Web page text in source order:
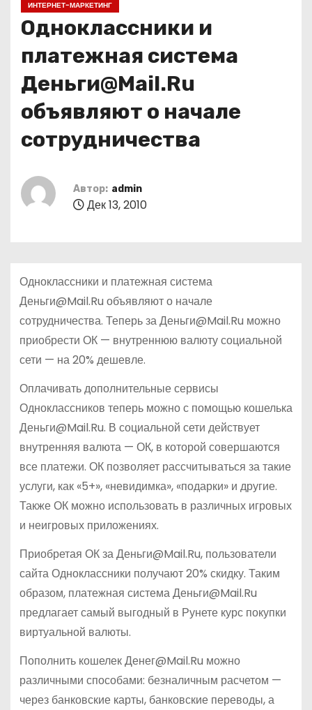
ИНТЕРНЕТ-МАРКЕТИНГ
Одноклассники и
платежная система
Деньги@Mail.Ru
объявляют о начале
сотрудничества
Автор: admin
Дек 13, 2010
Одноклассники и платежная система
Деньги@Mail.Ru объявляют о начале
сотрудничества. Теперь за Деньги@Mail.Ru можно
приобрести ОК — внутреннюю валюту социальной
сети — на 20% дешевле.
Оплачивать дополнительные сервисы
Одноклассников теперь можно с помощью кошелька
Деньги@Mail.Ru. В социальной сети действует
внутренняя валюта — ОК, в которой совершаются
все платежи. ОК позволяет рассчитываться за такие
услуги, как «5+», «невидимка», «подарки» и другие.
Также ОК можно использовать в различных игровых
и неигровых приложениях.
Приобретая ОК за Деньги@Mail.Ru, пользователи
сайта Одноклассники получают 20% скидку. Таким
образом, платежная система Деньги@Mail.Ru
предлагает самый выгодный в Рунете курс покупки
виртуальной валюты.
Пополнить кошелек Денег@Mail.Ru можно
различными способами: безналичным расчетом —
через банковские карты, банковские переводы, а